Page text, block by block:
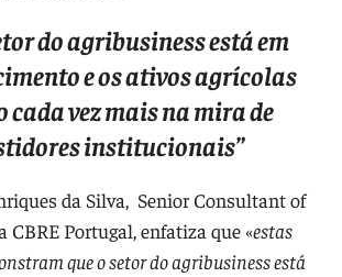
do agribusiness está em
e os ativos agrícolas
cada vez mais na mira de
institucionais”
da Silva, Senior Consultant of
CBRE Portugal, enfatiza que «estas
que o setor do agribusiness está